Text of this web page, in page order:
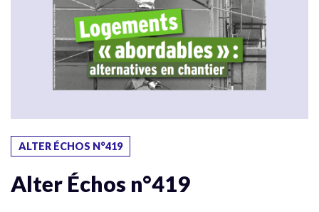
ALTER ÉCHOS N°419
Alter Échos n°419